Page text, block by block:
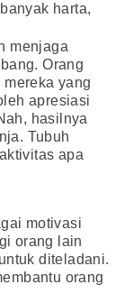
harta,
menjaga
Orang
yang
apresiasi
hasilnya
Tubuh
apa
motivasi
orang lain
diteladani.
orang